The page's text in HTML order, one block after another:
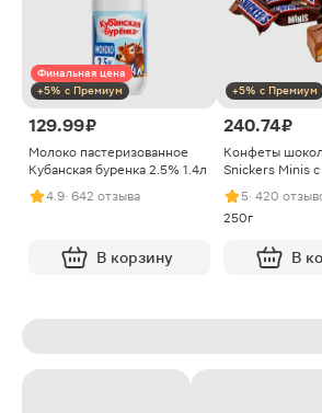
Финальная цена
+5% с Премиум
129.99 ₽
Молоко пастеризованное
Кубанская буренка 2.5% 1.4л
4.9· 642 отзыва
В корзину
+5% с Премиум
240.74 ₽
Конфеты
Snickers Minis
арахисом и нугой
5· 420
250г
В